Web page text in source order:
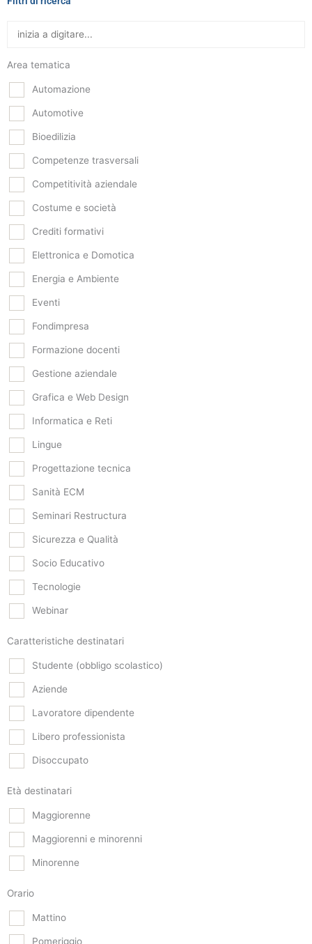
Area tematica
Automazione
Automotive
Bioedilizia
Competenze trasversali
Competitività aziendale
Costume e società
Crediti formativi
Elettronica e Domotica
Energia e Ambiente
Eventi
Fondimpresa
Formazione docenti
Gestione aziendale
Grafica e Web Design
Informatica e Reti
Lingue
Progettazione tecnica
Sanità ECM
Seminari Restructura
Sicurezza e Qualità
Socio Educativo
Tecnologie
Webinar
Caratteristiche destinatari
Studente (obbligo scolastico)
Aziende
Lavoratore dipendente
Libero professionista
Disoccupato
Età destinatari
Maggiorenne
Maggiorenni e minorenni
Minorenne
Orario
Mattino
Pomeriggio